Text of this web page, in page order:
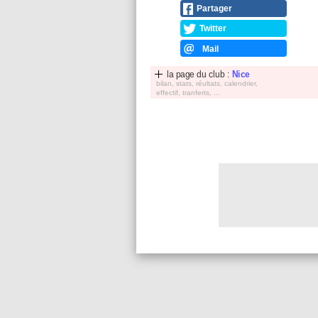
Partager
Twitter
Mail
la page du club : Nice
bilan, stats, réultats, calendrier,
effectif, tranferts, ...